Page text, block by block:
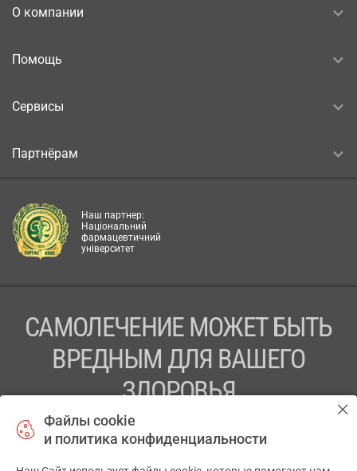
О компании
Помощь
Сервисы
Партнёрам
Наш партнер:
Національний
фармацевтичний
університет
САМОЛЕЧЕНИЕ МОЖЕТ БЫТЬ
ВРЕДНЫМ ДЛЯ ВАШЕГО
ЗДОРОВЬЯ
ПЕРЕД ПРИМЕНЕНИЕМ ПРЕПАРАТА
ПРОКОНСУЛЬТИРУЙТЕСЬ С ВРАЧОМ
Файлы cookie
и политика конфиденциальности